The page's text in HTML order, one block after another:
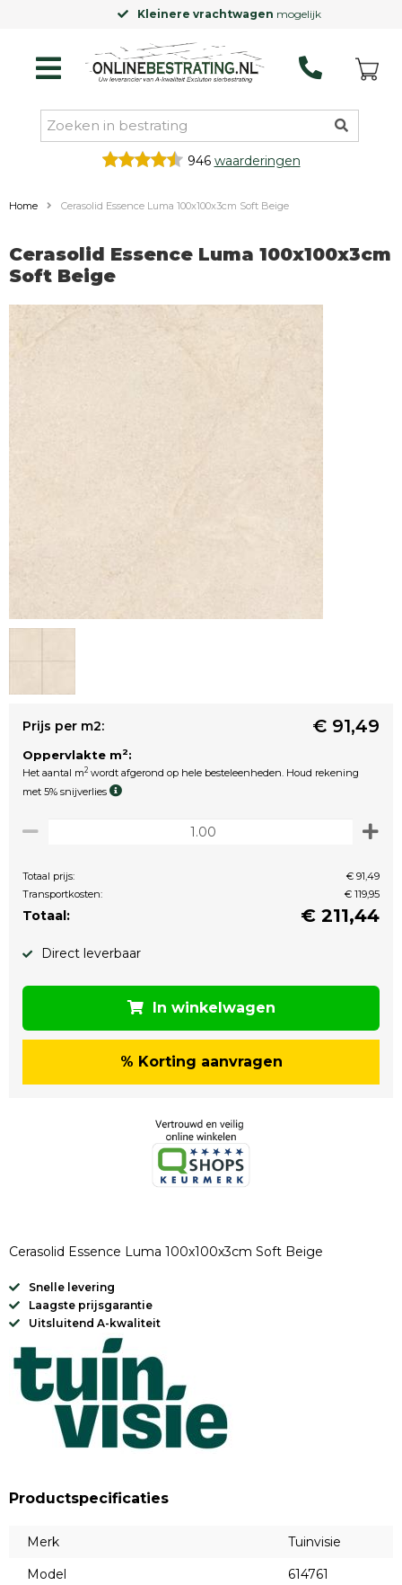
Kleinere vrachtwagenmogelijk
946 waarderingen
Home Cerasolid Essence Luma 100x100x3cm Soft Beige
Cerasolid Essence Luma 100x100x3cm
Soft Beige
Prijs per m2: € 91,49
Oppervlakte m2:
Het aantal m2 wordt afgerond op hele besteleenheden. Houd rekening
met 5% snijverlies
Totaal prijs:
€ 91,49
Transportkosten:
€ 119,95
Totaal: € 211,44
Direct leverbaar
In winkelwagen
% Korting aanvragen
Cerasolid Essence Luma 100x100x3cm Soft Beige
Snelle levering
Laagste prijsgarantie
Uitsluitend A-kwaliteit
Productspecificaties
Merk
Tuinvisie
Model
614761